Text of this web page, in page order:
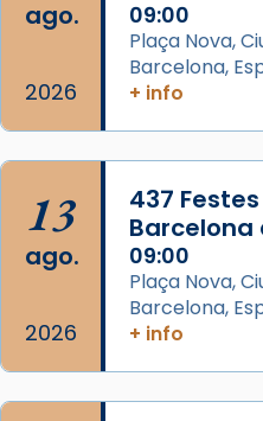
Aquest dilluns, 27 de
missa d’acció de
comitè organitzador
col·laboradors, a la
Josep Omella, ha
concelebrat el bisbe
Mons. David Abadías.
📸 Dr. G. Simón
Foto
ago.
2026
09:00
Plaça Nova,
Barcelona,
+ info
13
ago.
2026
437
Barcelona
09:00
Plaça Nova,
Barcelona,
+ info